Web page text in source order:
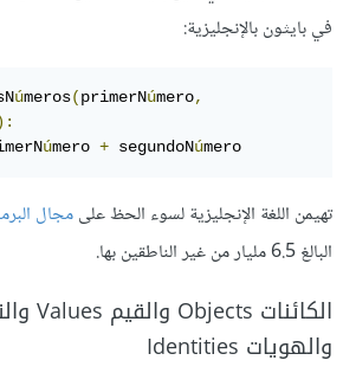
في بايثون بالإنجليزية:
úmeros(primerNúmero,
úmero + segundoNúmero
تهيمن اللغة الإنجليزية لسوء الحظ علىمجال
البالغ 6.5 مليار من غير الناطقين بها.
والهويات Identities